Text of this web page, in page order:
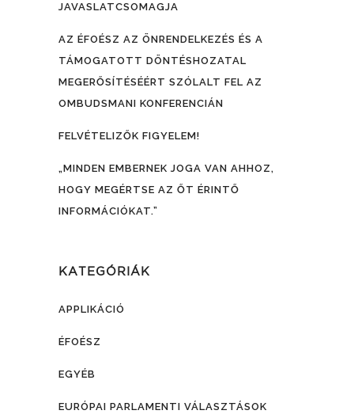
JAVASLATCSOMAGJA
AZ ÉFOÉSZ AZ ÖNRENDELKEZÉS ÉS A
TÁMOGATOTT DÖNTÉSHOZATAL
MEGERŐSÍTÉSÉÉRT SZÓLALT FEL AZ
OMBUDSMANI KONFERENCIÁN
FELVÉTELIZŐK FIGYELEM!
„MINDEN EMBERNEK JOGA VAN AHHOZ,
HOGY MEGÉRTSE AZ ŐT ÉRINTŐ
INFORMÁCIÓKAT.”
KATEGÓRIÁK
APPLIKÁCIÓ
ÉFOÉSZ
EGYÉB
EURÓPAI PARLAMENTI VÁLASZTÁSOK